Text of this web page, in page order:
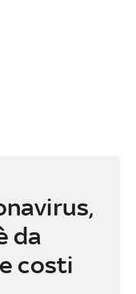
da
costi